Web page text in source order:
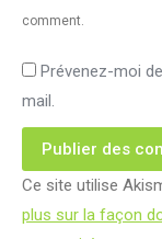
comment.
Prévenez-moi
mail.
Publier des
Ce site utilise
plus sur la façon